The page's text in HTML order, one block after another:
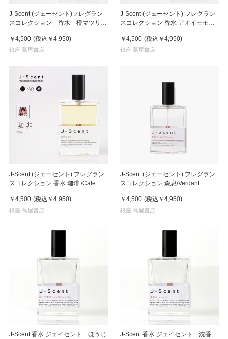
J-Scent (ジェーセント)フレグラン
スコレクション 香水 橙マツリカ
￥4,500 (税込 ￥4,950)
銀座 蔦屋書店
J-Scent (ジェーセント) フレグラン
スコレクション 香水 アオイモモ
￥4,500 (税込 ￥4,950)
銀座 蔦屋書店
J-Scent (ジェーセント) フレグラン
スコレクション 香水 珈琲 /Cafe
￥4,500 (税込 ￥4,950)
銀座 蔦屋書店
J-Scent (ジェーセント) フレグラン
スコレクション 森息/Verdant
￥4,500 (税込 ￥4,950)
銀座 蔦屋書店
J-Scent 香水 ジェイセント ほうじ
J-Scent 香水 ジェイセント 沈香